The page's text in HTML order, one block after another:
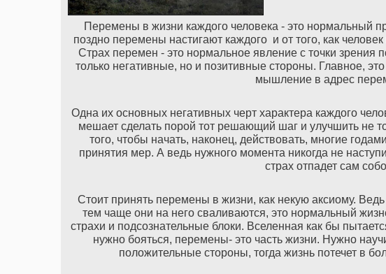
Перемены в жизни каждого человека - это нормальный
поздно перемены настигают каждого и от того, как
Страх перемен - это нормальное явление с точки зрения
только негативные, но и позитивные стороны. Главное,
мышление в адрес
Одна их основных негативных черт характера каждого
мешает сделать порой тот решающий шаг и улучшить не
того, чтобы начать, наконец, действовать, многие
принятия мер. А ведь нужного момента никогда не
страх отпадет сам
Стоит принять перемены в жизни, как некую аксиому.
тем чаще они на него сваливаются, это нормальный
страхи и подсознательные блоки. Вселенная как бы
нужно бояться, перемены- это часть жизни. Нужно
положительные стороны, тогда жизнь потечет в